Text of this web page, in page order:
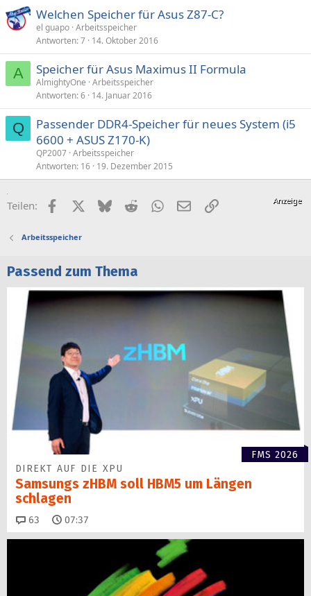
Welchen Speicher für Asus Z87-C?
el guapo Arbeitsspeicher
Antworten 7 14. Oktober 2016
A Speicher für Asus Maximus II Formula
AlmightyOne Arbeitsspeicher
Antworten 6 14. Januar 2016
Q
Passender DDR4-Speicher für neues System (i5
6600 + ASUS Z170-K)
QP2007 Arbeitsspeicher
Antworten 16 19. Dezember 2015
Teilen: FacebookX (Twitter)
BlueskyRedditWhatsApp
E-MailLink
Arbeitsspeicher
Passend zum Thema
FMS 2026
DIREKT AUF DIE XPU
Samsungs zHBM soll HBM5 um Längen
schlagen
63 Kommentare
07:37